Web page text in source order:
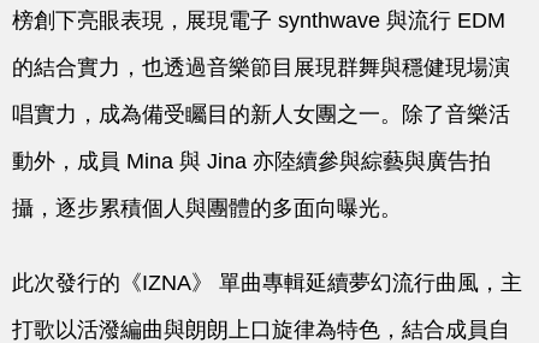
榜創下亮眼表現，展現電子 synthwave 與流行 EDM
的結合實力，也透過音樂節目展現群舞與穩健現場演
唱實力，成為備受矚目的新人女團之一。除了音樂活
動外，成員 Mina 與 Jina 亦陸續參與綜藝與廣告拍
攝，逐步累積個人與團體的多面向曝光。
此次發行的 《IZNA》 單曲專輯延續夢幻流行曲風，主
打歌以活潑編曲與朗朗上口旋律為特色，結合成員自